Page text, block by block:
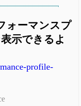
ォーマンスプ
示できるよ
profile-